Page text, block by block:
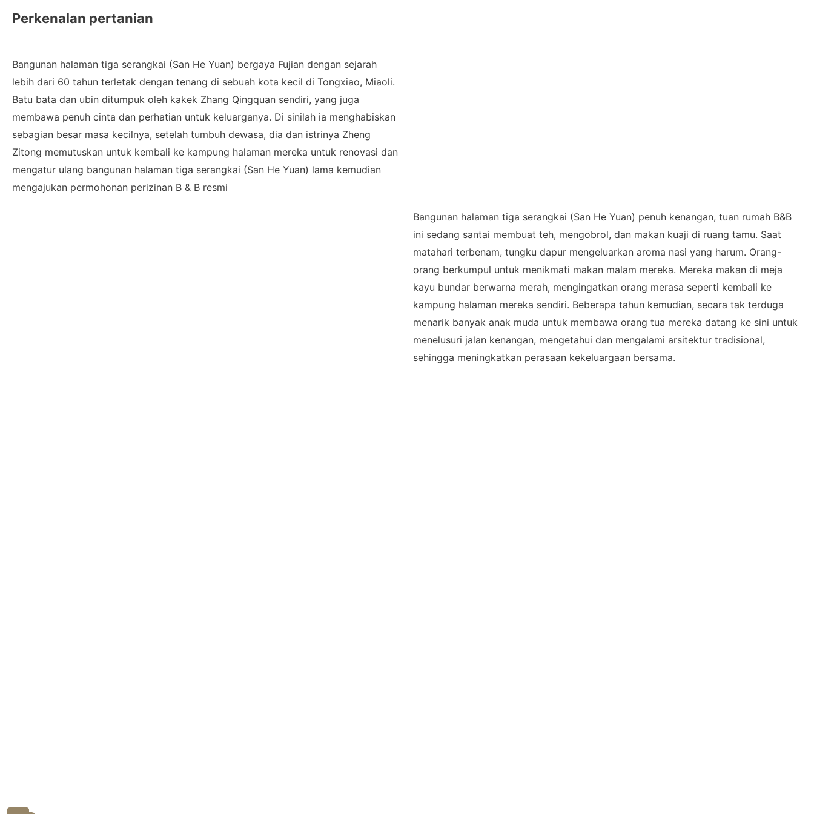
Perkenalan pertanian
Bangunan halaman tiga serangkai (San He Yuan) bergaya Fujian dengan sejarah
lebih dari 60 tahun terletak dengan tenang di sebuah kota kecil di Tongxiao, Miaoli.
Batu bata dan ubin ditumpuk oleh kakek Zhang Qingquan sendiri, yang juga
membawa penuh cinta dan perhatian untuk keluarganya. Di sinilah ia menghabiskan
sebagian besar masa kecilnya, setelah tumbuh dewasa, dia dan istrinya Zheng
Zitong memutuskan untuk kembali ke kampung halaman mereka untuk renovasi dan
mengatur ulang bangunan halaman tiga serangkai (San He Yuan) lama kemudian
mengajukan permohonan perizinan B & B resmi
Bangunan halaman tiga serangkai (San He Yuan) penuh kenangan, tuan rumah B&B
ini sedang santai membuat teh, mengobrol, dan makan kuaji di ruang tamu. Saat
matahari terbenam, tungku dapur mengeluarkan aroma nasi yang harum. Orang-
orang berkumpul untuk menikmati makan malam mereka. Mereka makan di meja
kayu bundar berwarna merah, mengingatkan orang merasa seperti kembali ke
kampung halaman mereka sendiri. Beberapa tahun kemudian, secara tak terduga
menarik banyak anak muda untuk membawa orang tua mereka datang ke sini untuk
menelusuri jalan kenangan, mengetahui dan mengalami arsitektur tradisional,
sehingga meningkatkan perasaan kekeluargaan bersama.